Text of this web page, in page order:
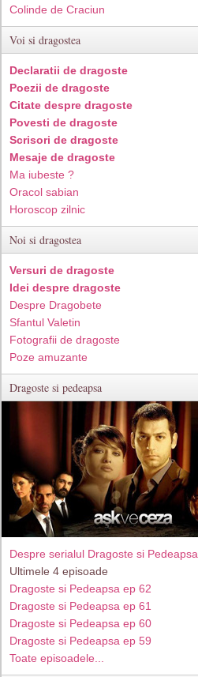
Colinde de Craciun
Voi si dragostea
Declaratii de dragoste
Poezii de dragoste
Citate despre dragoste
Povesti de dragoste
Scrisori de dragoste
Mesaje de dragoste
Ma iubeste ?
Oracol sabian
Horoscop zilnic
Noi si dragostea
Versuri de dragoste
Idei despre dragoste
Despre Dragobete
Sfantul Valetin
Fotografii de dragoste
Poze amuzante
Dragoste si pedeapsa
Despre serialul Dragoste si Pedeapsa
Ultimele 4 episoade
Dragoste si Pedeapsa ep 62
Dragoste si Pedeapsa ep 61
Dragoste si Pedeapsa ep 60
Dragoste si Pedeapsa ep 59
Toate episoadele...